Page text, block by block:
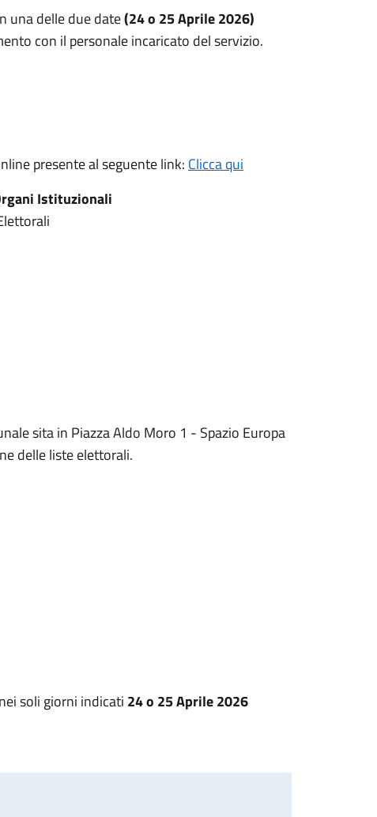
una delle due date(24 o 25 Aprile 2026)
con il personale incaricato del servizio.
presente al seguente link: Clicca qui
Istituzionali
sita in Piazza Aldo Moro 1 - Spazio Europa
delle liste elettorali.
soli giorni indicati 24 o 25 Aprile 2026